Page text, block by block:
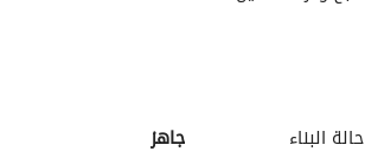
حالة البناء
جاهز